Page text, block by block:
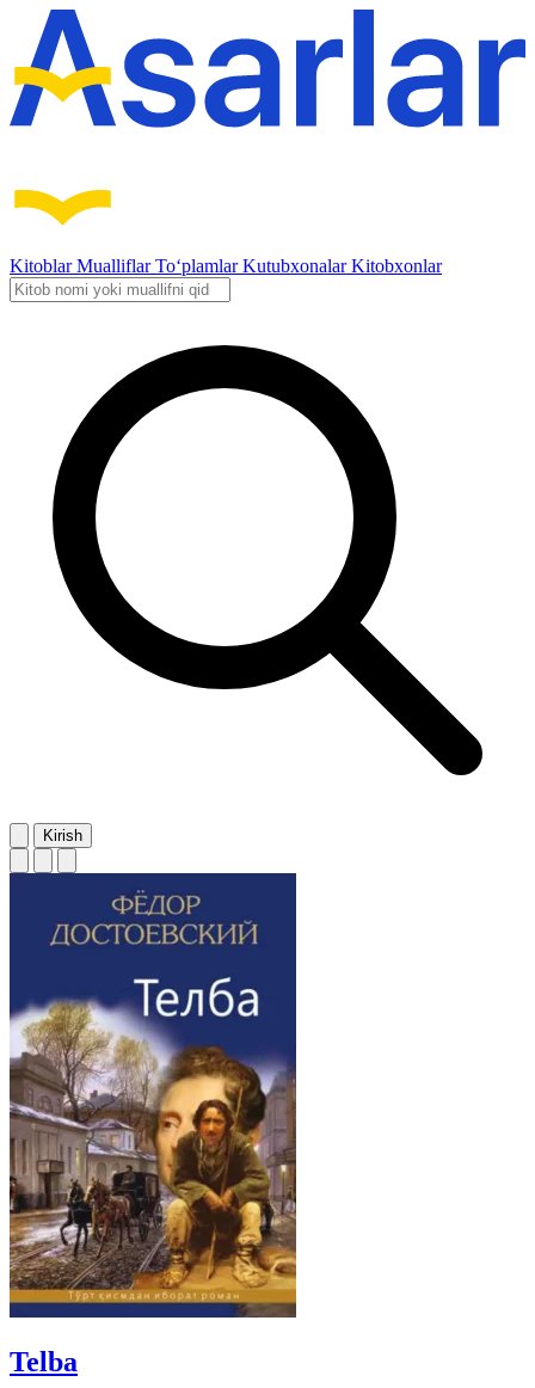
KitoblarMualliflarTo‘plamlarKutubxonalarKitobxonlar
Kirish
Telba